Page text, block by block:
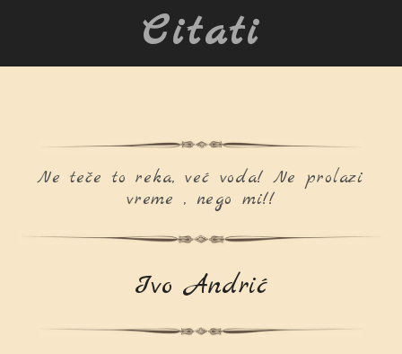
Citati
Ne teče to reka, već voda! Ne prolazi
vreme , nego mi!!
Ivo Andrić